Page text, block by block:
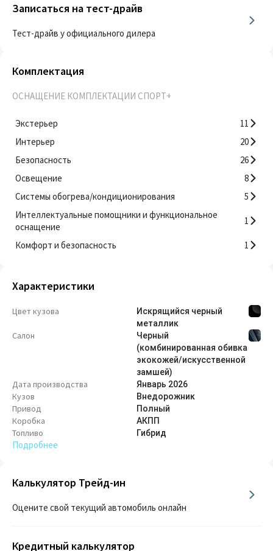
Записаться на тест-драйв
Тест-драйв у официального дилера
Комплектация
ОСНАЩЕНИЕ КОМПЛЕКТАЦИИ СПОРТ+
Экстерьер
11
Интерьер
20
Безопасность
26
Освещение
8
Системы обогрева/кондиционирования
5
Интеллектуальные помощники и функциональное
оснащение
1
Комфорт и безопасность 1
Характеристики
Цвет кузова
Искрящийся черный
металлик
Салон
Черный
(комбинированная обивка
экокожей/искусственной
замшей)
Дата производства Январь 2026
Кузов Внедорож­ник
Привод Полный
Коробка АКПП
Топливо Гибрид
Подробнее
Калькулятор Трейд-ин
Оцените свой текущий автомобиль онлайн
Кредитный калькулятор